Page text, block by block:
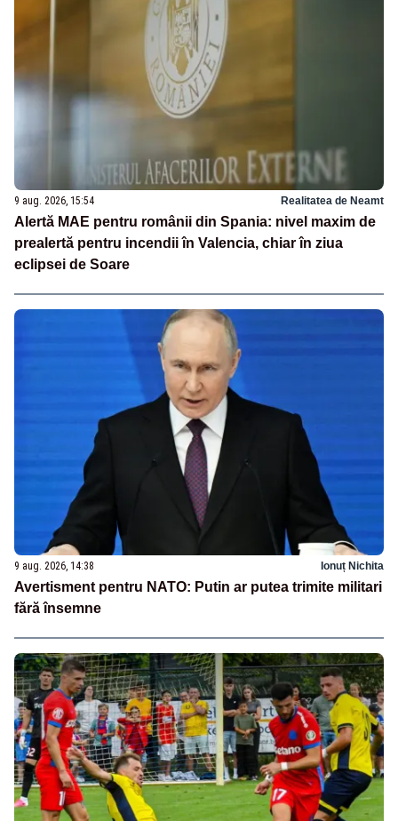
9 aug. 2026, 15:54 Realitatea de Neamt
Alertă MAE pentru românii din Spania: nivel maxim de
prealertă pentru incendii în Valencia, chiar în ziua
eclipsei de Soare
9 aug. 2026, 14:38 Ionuț Nichita
Avertisment pentru NATO: Putin ar putea trimite militari
fără însemne